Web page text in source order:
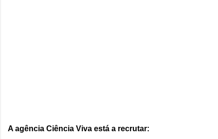
A agência Ciência Viva está a recrutar: